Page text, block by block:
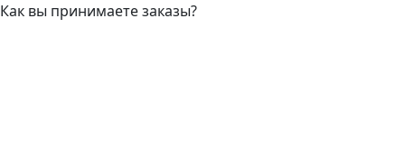
Как вы принимаете заказы?